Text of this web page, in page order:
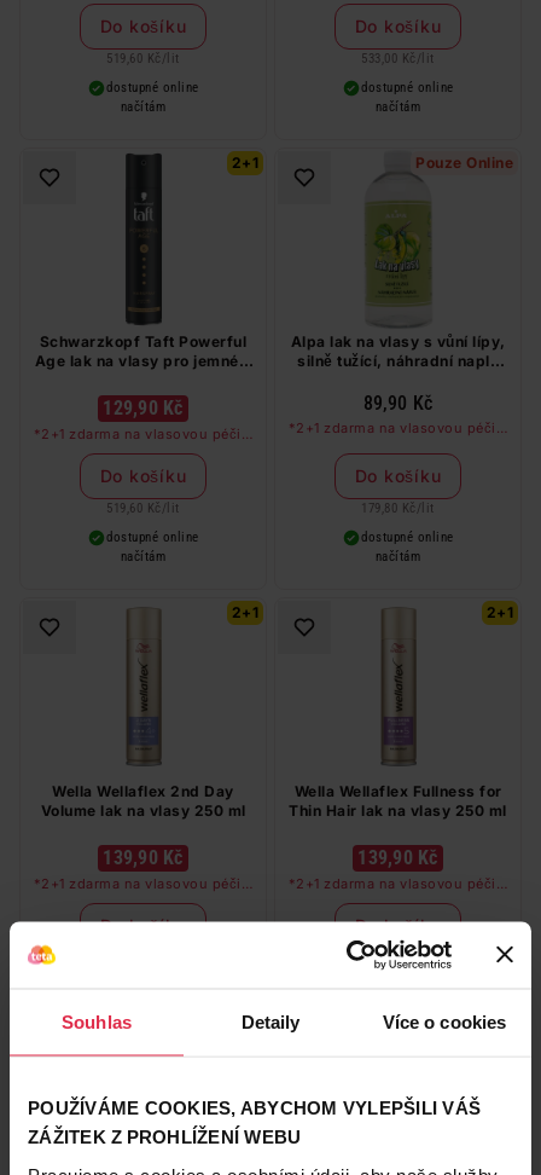
Souhlas Detaily Více o cookies
POUŽÍVÁME COOKIES, ABYCHOM VYLEPŠILI VÁŠ
ZÁŽITEK Z PROHLÍŽENÍ WEBU
libovolné kombinaci, nejlevnější
produkt zdarma. Neplatí na
barvy na vlasy a cestovní balení.
Do košíku
519,60 Kč / lit
dostupné online
načítám
libovolné kombinaci, nejlevnější
produkt zdarma. Neplatí na
barvy na vlasy a cestovní balení.
Do košíku
533,00 Kč / lit
dostupné online
načítám
2+1
Schwarzkopf Taft Powerful
Age lak na vlasy pro jemné a
129,90 Kč
*2+1 zdarma na vlasovou péči v
libovolné kombinaci, nejlevnější
produkt zdarma. Neplatí na
barvy na vlasy a cestovní balení.
Do košíku
519,60 Kč / lit
dostupné online
načítám
Pouze Online
Alpa lak na vlasy s vůní lípy,
silně tužící, náhradní naplň
89,90 Kč
*2+1 zdarma na vlasovou péči v
produkt zdarma. Neplatí na
barvy na vlasy a cestovní balení.
Do košíku
179,80 Kč / lit
dostupné online
načítám
2+1
Wella Wellaflex 2nd Day
Volume lak na vlasy 250 ml
139,90 Kč
*2+1 zdarma na vlasovou péči v
libovolné kombinaci, nejlevnější
produkt zdarma. Neplatí na
barvy na vlasy a cestovní balení.
Do košíku
2+1
Wella Wellaflex Fullness for
Thin Hair lak na vlasy 250 ml
139,90 Kč
*2+1 zdarma na vlasovou péči v
libovolné kombinaci, nejlevnější
produkt zdarma. Neplatí na
barvy na vlasy a cestovní balení.
Do košíku
559,60 Kč/lit